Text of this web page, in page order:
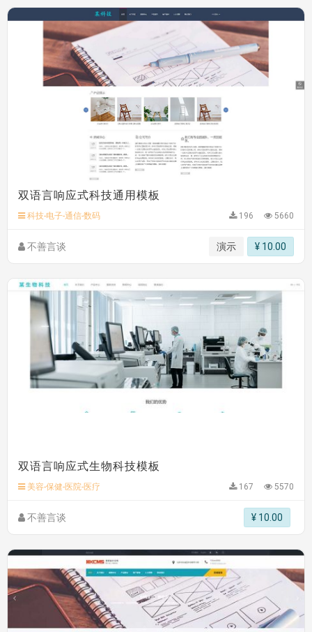
双语言响应式科技通用模板
科技-电子-通信-数码 196 5660
不善言谈 演示 ¥ 10.00
双语言响应式生物科技模板
美容-保健-医院-医疗 167 5570
不善言谈 ¥ 10.00